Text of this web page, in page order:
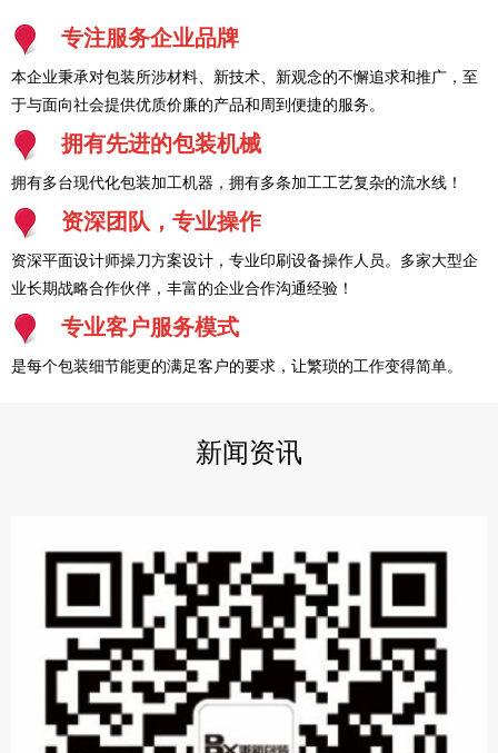
专注服务企业品牌
本企业秉承对包装所涉材料、新技术、新观念的不懈追求和推广，至
于与面向社会提供优质价廉的产品和周到便捷的服务。
拥有先进的包装机械
拥有多台现代化包装加工机器，拥有多条加工工艺复杂的流水线！
资深团队，专业操作
资深平面设计师操刀方案设计，专业印刷设备操作人员。多家大型企
业长期战略合作伙伴，丰富的企业合作沟通经验！
专业客户服务模式
是每个包装细节能更的满足客户的要求，让繁琐的工作变得简单。
新闻资讯